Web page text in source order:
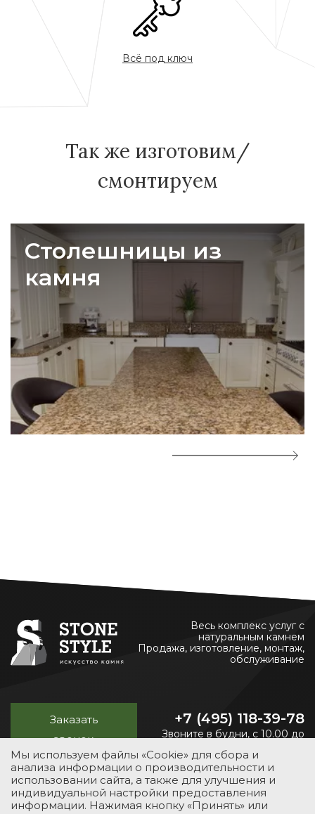
Всё под ключ
Так же изготовим/
смонтируем
Столешницы из
камня
Весь комплекс услуг с
натуральным камнем
Продажа, изготовление, монтаж,
обслуживание
Заказать
звонок
+7 (495) 118-39-78
Звоните в будни, с 10.00 до
УСЛУГИ КАТАЛОГ ПОРТФОЛИО О КОМПАНИИ
Мы используем файлы «Cookie» для сбора и
анализа информации о производительности и
использовании сайта, а также для улучшения и
индивидуальной настройки предоставления
информации. Нажимая кнопку «Принять» или